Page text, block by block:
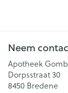
Neem
Apotheek
Dorpsstraat 30
8450 Bredene